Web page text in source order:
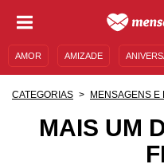
AMOR AMIZADE
CATEGORIAS MENSAGENS E
MAIS UM